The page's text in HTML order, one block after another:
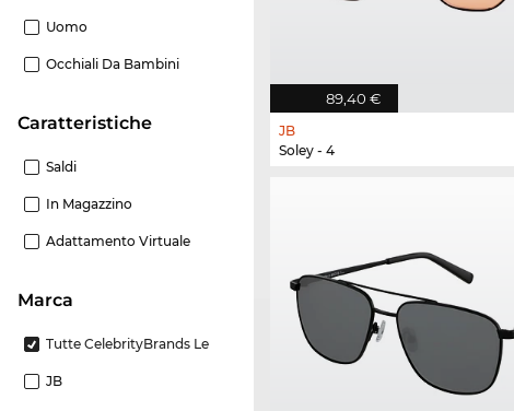
Uomo
Occhiali Da Bambini
Caratteristiche
Saldi
In Magazzino
Adattamento Virtuale
Marca
Tutte CelebrityBrands Le
JB
89,40 €
JB
Soley - 4